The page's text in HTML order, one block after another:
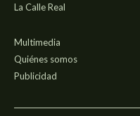
La Calle Real
Multimedia
Quiénes somos
Publicidad